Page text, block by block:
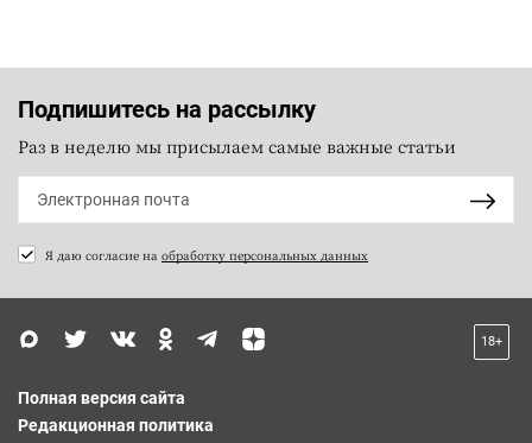
Подпишитесь на рассылку
Раз в неделю мы присылаем самые важные статьи
Я даю согласие на обработку персональных данных
18+
Полная версия сайта
Редакционная политика